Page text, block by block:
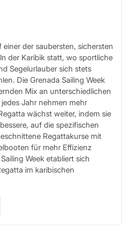
der saubersten, sichersten
der Karibik statt, wo sportliche
Segelurlauber sich stets
Die Grenada Sailing Week
Mix an unterschiedlichen
Jahr nehmen mehr
wächst weiter, indem sie
auf die spezifischen
Regattakurse mit
für mehr Effizienz
Week etabliert sich
im karibischen